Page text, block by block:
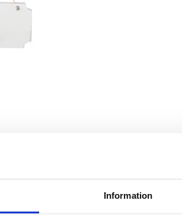
Information
i Sverige
BETALNING